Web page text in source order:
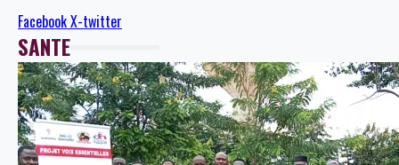
FacebookX-twitter
SANTE